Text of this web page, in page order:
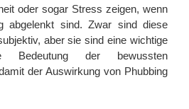
oder sogar Stress zeigen, wenn
abgelenkt sind. Zwar sind diese
aber sie sind eine wichtige
Bedeutung der bewussten
der Auswirkung von Phubbing